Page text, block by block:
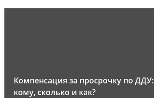
Компенсация за просрочку по ДДУ:
кому, сколько и как?